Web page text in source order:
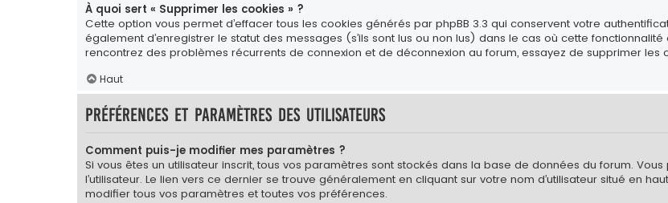
À quoi sert « Supprimer les cookies » ?
Cette option vous permet d’effacer tous les cookies générés par phpBB 3.3 qui conservent votre
également d’enregistrer le statut des messages (s’ils sont lus ou non lus) dans le cas où cette
rencontrez des problèmes récurrents de connexion et de déconnexion au forum, essayez de supprimer les
Haut
Préférences et paramètres des utilisateurs
Comment puis-je modifier mes paramètres ?
Si vous êtes un utilisateur inscrit, tous vos paramètres sont stockés dans la base de données du forum.
l’utilisateur. Le lien vers ce dernier se trouve généralement en cliquant sur votre nom d’utilisateur situé en
modifier tous vos paramètres et toutes vos préférences.